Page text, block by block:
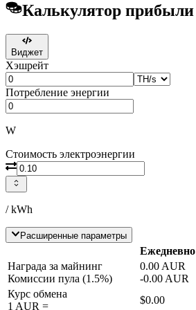
Калькулятор прибыли
Виджет
Хэшрейт
Потребление энергии
W
Стоимость электроэнергии
/ kWh
Расширенные параметры
Ежедневно
Награда за майнинг
Комиссии пула (1.5%)
0.00 AUR
-0.00 AUR
Курс обмена
1 AUR =
$0.00